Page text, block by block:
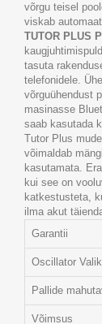
võrgu teisel
viskab
TUTOR PLUS
tasuta
telefonidele.
võrguühendust
masinasse
saab kasutada
Tutor Plus
võimaldab
kasutamata.
kui see on
katkestusteta,
ilma akut
Garantii
Oscillator
Pallide
Võimsus